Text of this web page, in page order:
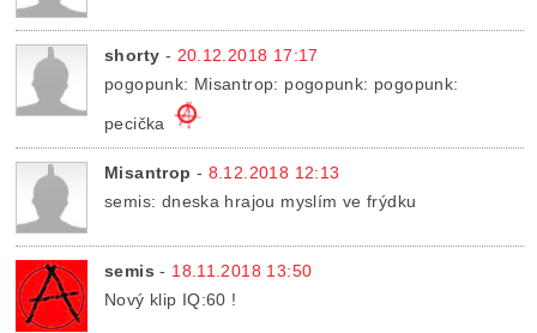
shorty - 20.12.2018 17:17
pogopunk: Misantrop: pogopunk: pogopunk:
pecička
Misantrop - 8.12.2018 12:13
semis: dneska hrajou myslím ve frýdku
semis - 18.11.2018 13:50
Nový klip IQ:60 !